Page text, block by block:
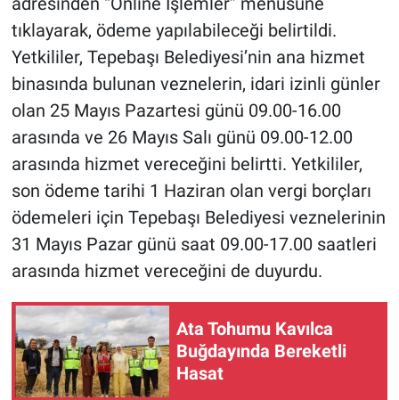
tıklayarak, ödeme yapılabileceği belirtildi.
Yetkililer, Tepebaşı Belediyesi’nin ana hizmet
binasında bulunan veznelerin, idari izinli günler
olan 25 Mayıs Pazartesi günü 09.00-16.00
arasında ve 26 Mayıs Salı günü 09.00-12.00
arasında hizmet vereceğini belirtti. Yetkililer,
son ödeme tarihi 1 Haziran olan vergi borçları
ödemeleri için Tepebaşı Belediyesi veznelerinin
31 Mayıs Pazar günü saat 09.00-17.00 saatleri
arasında hizmet vereceğini de duyurdu.
Ata Tohumu Kavılca
Buğdayında Bereketli
Hasat